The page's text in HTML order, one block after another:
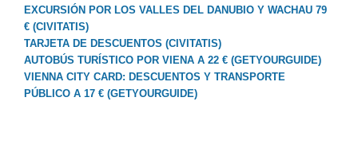
EXCURSIÓN POR LOS VALLES DEL DANUBIO Y WACHAU 79
€ (CIVITATIS)
TARJETA DE DESCUENTOS (CIVITATIS)
AUTOBÚS TURÍSTICO POR VIENA A 22 € (GETYOURGUIDE)
VIENNA CITY CARD: DESCUENTOS Y TRANSPORTE
PÚBLICO A 17 € (GETYOURGUIDE)